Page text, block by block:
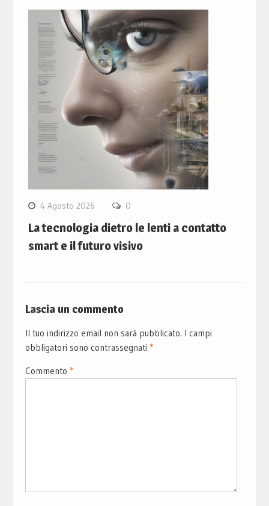
4 Agosto 2026 0
La tecnologia dietro le lenti a contatto
smart e il futuro visivo
Lascia un commento
Il tuo indirizzo email non sarà pubblicato. I campi
obbligatori sono contrassegnati *
Commento *